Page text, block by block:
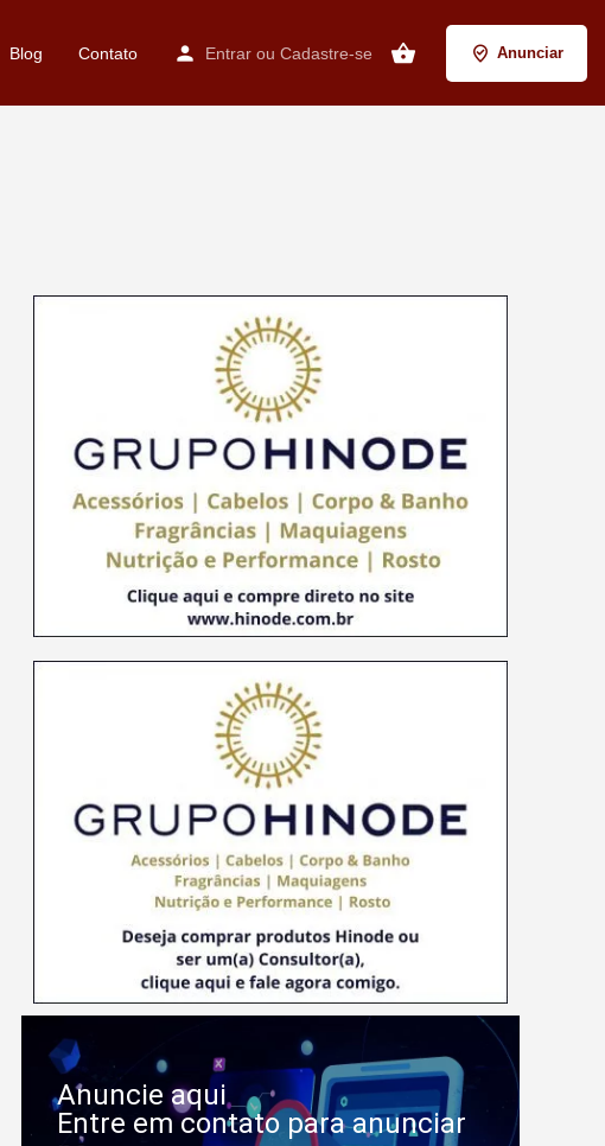
Blog Contato Entrar ou Cadastre-se Anunciar
Anuncie aqui
Entre em contato para anunciar